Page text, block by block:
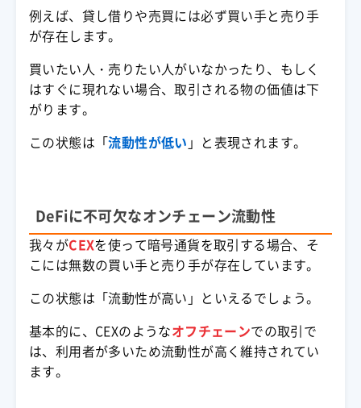
例えば、貸し借りや売買には必ず買い手と売り手
が存在します。
買いたい人・売りたい人がいなかったり、もしく
はすぐに現れない場合、取引される物の価値は下
がります。
この状態は「流動性が低い 」と表現されます。
DeFiに不可欠なオンチェーン流動性
我々がCEXを使って暗号通貨を取引する場合、そ
こには無数の買い手と売り手が存在しています。
この状態は「流動性が高い」といえるでしょう。
基本的に、 CEXのようなオフチェーンでの取引で
は、利用者が多いため流動性が高く維持されてい
ます。